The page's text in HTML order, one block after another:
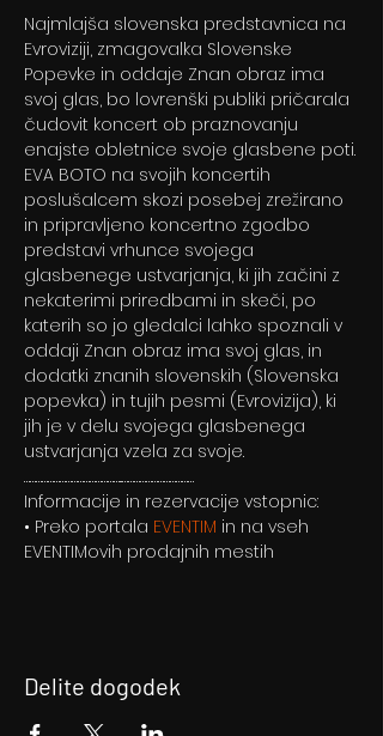
Najmlajša slovenska predstavnica na
Evroviziji, zmagovalka Slovenske
Popevke in oddaje Znan obraz ima
svoj glas, bo lovrenški publiki pričarala
čudovit koncert ob praznovanju
enajste obletnice svoje glasbene poti.
EVA BOTO na svojih koncertih
poslušalcem skozi posebej zrežirano
in pripravljeno koncertno zgodbo
predstavi vrhunce svojega
glasbenege ustvarjanja, ki jih začini z
nekaterimi priredbami in skeči, po
katerih so jo gledalci lahko spoznali v
oddaji Znan obraz ima svoj glas, in
dodatki znanih slovenskih (Slovenska
popevka) in tujih pesmi (Evrovizija), ki
jih je v delu svojega glasbenega
ustvarjanja vzela za svoje.
…………………………………………..………………………………
Informacije in rezervacije vstopnic:
• Preko portala EVENTIM in na vseh
EVENTIMovih prodajnih mestih
Delite dogodek